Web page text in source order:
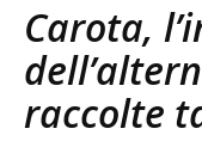
Carota,
raccolte